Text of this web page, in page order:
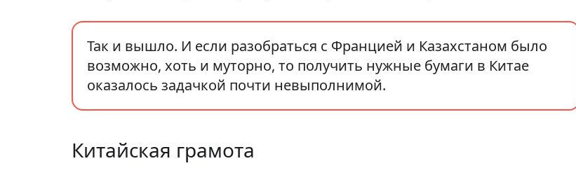
Так и вышло. И если разобраться с Францией и Казахстаном было
возможно, хоть и муторно, то получить нужные бумаги в Китае
оказалось задачкой почти невыполнимой.
Китайская грамота